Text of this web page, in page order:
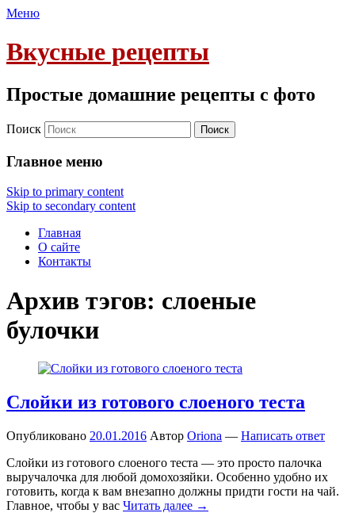
Меню
Вкусные рецепты
Простые домашние рецепты с фото
Поиск
Главное меню
Skip to primary content
Skip to secondary content
Главная
О сайте
Контакты
Архив тэгов: слоеные
булочки
Слойки из готового слоеного теста
Опубликовано 20.01.2016 Автор Oriona — Написать ответ
Слойки из готового слоеного теста — это просто палочка
выручалочка для любой домохозяйки. Особенно удобно их
готовить, когда к вам внезапно должны придти гости на чай.
Главное, чтобы у вас Читать далее →